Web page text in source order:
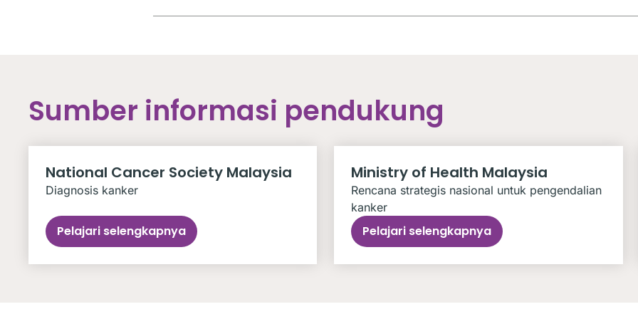
Sumber informasi pendukung
National Cancer Society Malaysia
Diagnosis kanker
Pelajari selengkapnya
Ministry of Health Malaysia
Rencana strategis nasional untuk pengendalian
kanker
Pelajari selengkapnya